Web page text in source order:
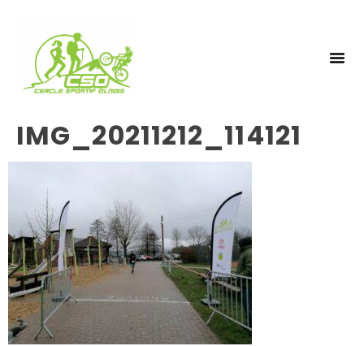
IMG_20211212_114121